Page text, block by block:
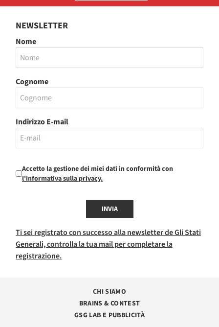
NEWSLETTER
Nome
Cognome
Indirizzo E-mail
Accetto la gestione dei miei dati in conformità con
l'informativa sulla privacy.
INVIA
Ti sei registrato con successo alla newsletter de Gli Stati
Generali, controlla la tua mail per completare la
registrazione.
CHI SIAMO
BRAINS & CONTEST
GSG LAB E PUBBLICITÀ